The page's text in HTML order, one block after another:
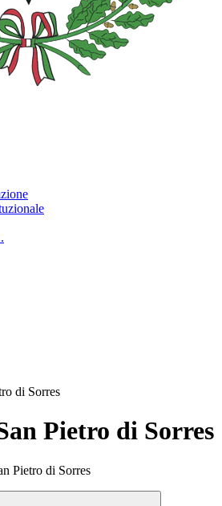
di Sorres
Pietro di Sorres
Pietro di Sorres